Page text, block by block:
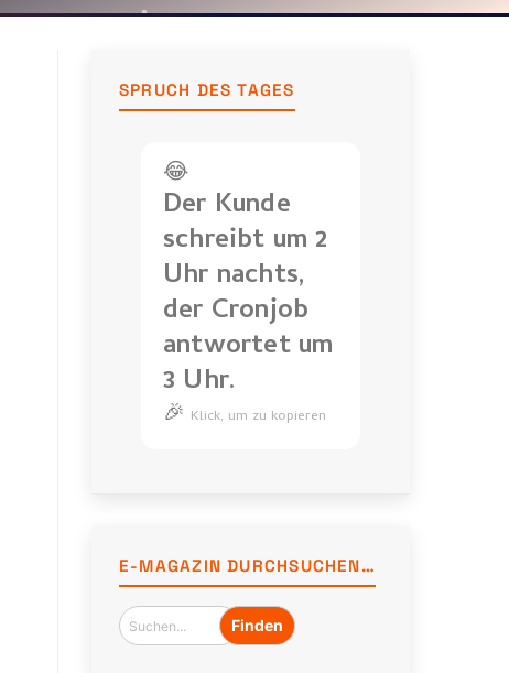
SPRUCH DES TAGES
😂
Der Kunde
schreibt um 2
Uhr nachts,
der Cronjob
antwortet um
3 Uhr.
🎉 Klick, um zu kopieren
Uhr
nachts,
E-MAGAZIN DURCHSUCHEN…